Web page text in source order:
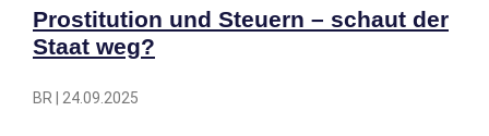
Prostitution und Steuern – schaut der
Staat weg?
BR | 24.09.2025